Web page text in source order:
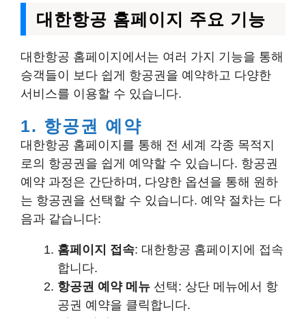
대한항공 홈페이지 주요 기능
대한항공 홈페이지에서는 여러 가지 기능을 통해
승객들이 보다 쉽게 항공권을 예약하고 다양한
서비스를 이용할 수 있습니다.
1. 항공권 예약
대한항공 홈페이지를 통해 전 세계 각종 목적지
로의 항공권을 쉽게 예약할 수 있습니다. 항공권
예약 과정은 간단하며, 다양한 옵션을 통해 원하
는 항공권을 선택할 수 있습니다. 예약 절차는 다
음과 같습니다:
홈페이지 접속: 대한항공 홈페이지에 접속
합니다.
항공권 예약 메뉴 선택: 상단 메뉴에서 항
공권 예약을 클릭합니다.